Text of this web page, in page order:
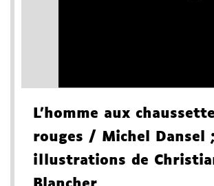
L'homme aux
rouges / Michel Dansel
;
illustrations de